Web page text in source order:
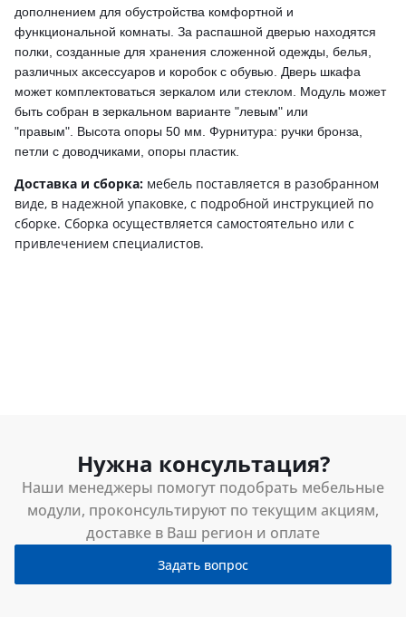
дополнением для обустройства комфортной и
функциональной комнаты. За распашной дверью находятся
полки, созданные для хранения сложенной одежды, белья,
различных аксессуаров и коробок с обувью. Дверь шкафа
может комплектоваться зеркалом или стеклом. Модуль может
быть собран в зеркальном варианте "левым" или
"правым". Высота опоры 50 мм. Фурнитура: ручки бронза,
петли с доводчиками, опоры пластик.
Доставка и сборка: мебель поставляется в разобранном
виде, в надежной упаковке, с подробной инструкцией по
сборке. Сборка осуществляется самостоятельно или с
привлечением специалистов.
Нужна консультация?
Наши менеджеры помогут подобрать мебельные
модули, проконсультируют по текущим акциям,
доставке в Ваш регион и оплате
Задать вопрос